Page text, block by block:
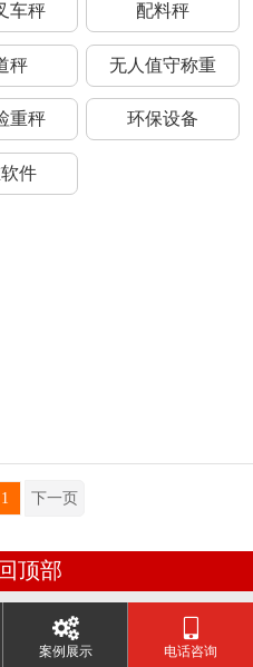
车秤 配料秤
秤 无人值守称重
重秤 环保设备
件
1 下一页
顶部
有限公司
023-6846-6913
案例展示 电话咨询